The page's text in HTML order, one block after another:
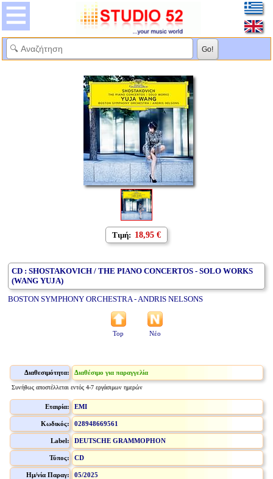
Τιμή: 18,95 €
CD : SHOSTAKOVICH / THE PIANO CONCERTOS - SOLO WORKS
(WANG YUJA)
BOSTON SYMPHONY ORCHESTRA - ANDRIS NELSONS
Top Νέο
Διαθεσιμότητα: Διαθέσιμο για παραγγελία
Συνήθως αποστέλλεται εντός 4-7 εργάσιμων ημερών
Εταιρία: EMI
Κωδικός: 028948669561
Label: DEUTSCHE GRAMMOPHON
Τύπος: CD
Ημ/νία Παραγ: 05/2025